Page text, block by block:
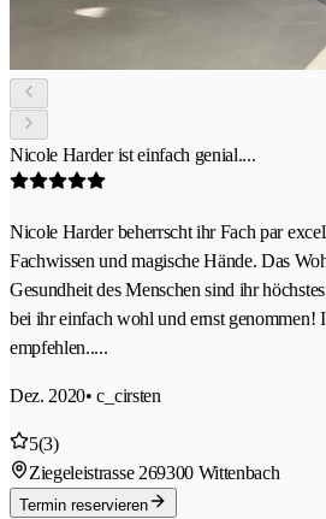
Nicole Harder ist einfach genial....
Nicole Harder beherrscht ihr Fach par
Fachwissen und magische Hände. Das
Gesundheit des Menschen sind ihr
bei ihr einfach wohl und ernst genommen!
empfehlen.....
Dez. 2020• c_cirsten
5(3)
Ziegeleistrasse 269300 Wittenbach
Termin reservieren